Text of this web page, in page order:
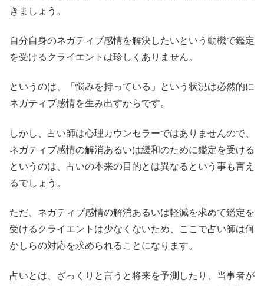
きましょう。
自分自身のネガティブ感情を解決したいという動機で鑑定
を受けるクライエントは珍しくありません。
というのは、「悩みを持っている」という状況は必然的に
ネガティブ感情を生み出すからです。
しかし、占い師は心理カウンセラーではありませんので、
ネガティブ感情の解消あるいは緩和のために鑑定を受ける
というのは、占いの本来の目的とは異なるという事も言え
るでしょう。
ただ、ネガティブ感情の解消あるいは軽減を求めて鑑定を
受けるクライエントは少なくないため、ここで占い師は何
かしらの対応を求められることになります。
占いとは、ざっくりと言うと将来を予測したり、当事者が